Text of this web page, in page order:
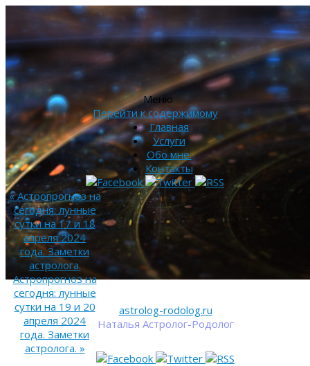
astrolog-rodolog.ru
Наталья Астролог-Родолог
Меню
Перейти к содержимому
Главная
Услуги
Обо мне.
Контакты
«Астропрогноз на
сегодня: лунные
сутки на 17 и 18
апреля 2024
года. Заметки
астролога.
Астропрогноз на
сегодня: лунные
сутки на 19 и 20
апреля 2024
года. Заметки
астролога. »